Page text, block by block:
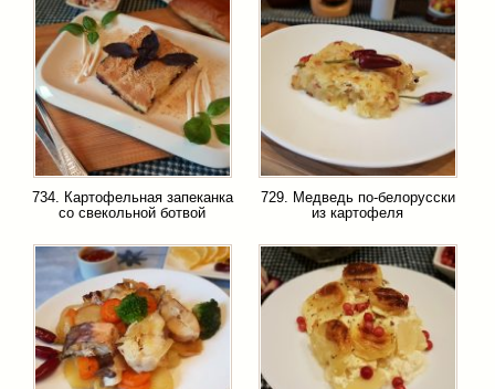
734. Картофельная запеканка
со свекольной ботвой
729. Медведь по-белорусски
из картофеля